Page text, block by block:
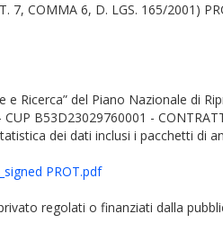
7, COMMA 6, D. LGS. 165/2001)
Ricerca” del Piano Nazionale di
B53D23029760001 -
dei dati inclusi i pacchetti di
PROT.pdf
regolati o finanziati dalla